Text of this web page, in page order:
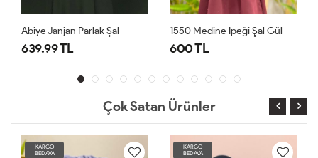
Janjan Parlak Şal
TL
1550 Medine İpeği Şal Gül
600 TL
Çok Satan Ürünler
KARGO
BEDAVA
KARGO
BEDAVA